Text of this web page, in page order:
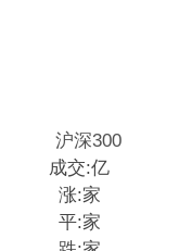
成交:亿
涨:家
平:家